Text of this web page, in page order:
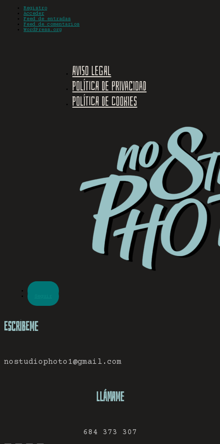
Registro
Acceder
Feed de entradas
Feed de comentarios
WordPress.org
Aviso legal
Política de privacidad
Política de cookies
Escríbeme
nostudiophoto1@gmail.com
Llámame
684 373 307